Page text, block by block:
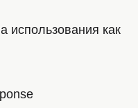
использования как